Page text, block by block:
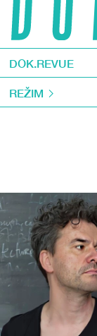
DOK.REVUE
REŽIM